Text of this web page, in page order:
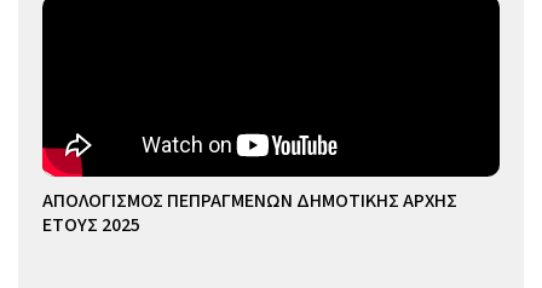
ΑΠΟΛΟΓΙΣΜΟΣ ΠΕΠΡΑΓΜΕΝΩΝ ΔΗΜΟΤΙΚΗΣ ΑΡΧΗΣ
ΕΤΟΥΣ 2025